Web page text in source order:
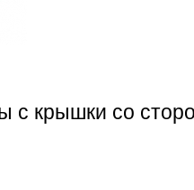
с крышки со